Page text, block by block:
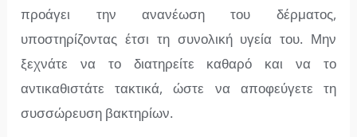
προάγει την ανανέωση του δέρματος,
υποστηρίζοντας έτσι τη συνολική υγεία του. Μην
ξεχνάτε να το διατηρείτε καθαρό και να το
αντικαθιστάτε τακτικά, ώστε να αποφεύγετε τη
συσσώρευση βακτηρίων.